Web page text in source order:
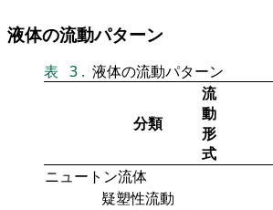
液体の流動パターン
表 3 . 液体の流動パターン
分類
流
動
形
式
ニュートン流体
疑塑性流動